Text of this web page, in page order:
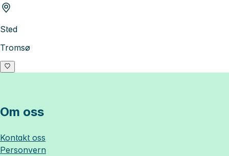
Sted
Tromsø
Om oss
Kontakt oss
Personvern